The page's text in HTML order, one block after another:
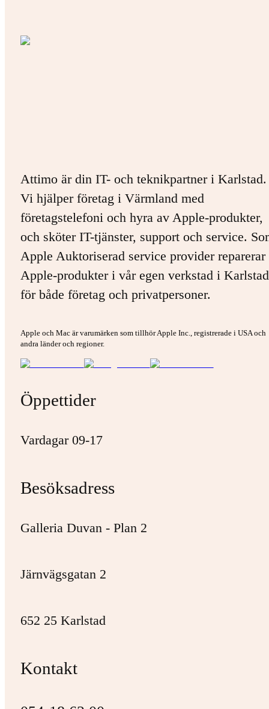
Attimo är din IT- och teknikpartner i Karlstad.
Vi hjälper företag i Värmland med
företagstelefoni och hyra av Apple-produkter,
och sköter IT-tjänster, support och service.
Apple Auktoriserad service provider
Apple-produkter i vår egen verkstad i
för både företag och privatpersoner.
Apple och Mac är varumärken som tillhör Apple Inc., registrerade i USA och
andra länder och regioner.
Öppettider
Vardagar 09-17
Besöksadress
Galleria Duvan - Plan 2
Järnvägsgatan 2
652 25 Karlstad
Kontakt